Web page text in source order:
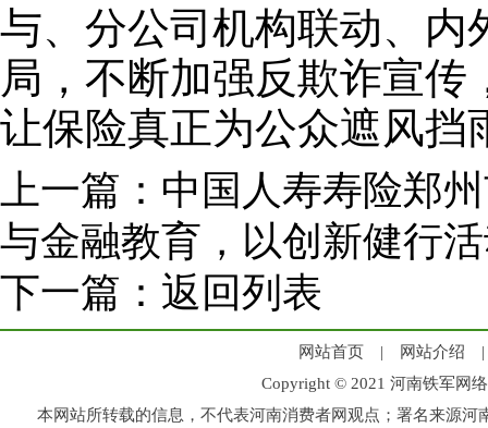
与、分公司机构联动、内
局，不断加强反欺诈宣
让保险真正为公众遮风挡
上一篇： 中国人寿寿险郑
与金融教育，以创新健行
下一篇： 返回列表
网站首页 | 网站介绍
Copyright © 2021 河南铁军网
本网站所转载的信息，不代表河南消费者网观点；署名来源